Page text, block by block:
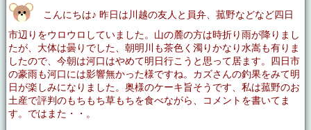
こんにちは♪ 昨日は川越の友人と員弁、菰野などなど四日
市辺りをウロウロしていました。山の麓の方は時折り雨が降りまし
たが、大体は曇りでした、朝明川も茶色く濁りかなり水嵩も有りま
したので、今朝は河口はやめて明日行こうと思って居ます。四日市
の豪雨も河口には影響無かった様ですね。カズさんの釣果をみて明
日が楽しみになりました。奥様のケーキ旨そうです、私は菰野のお
土産で評判のもちもち草もちを食べながら、コメントを書いてま
す。ではまた・・。